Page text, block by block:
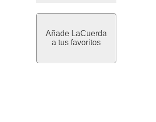
Añade LaCuerda
a tus favoritos